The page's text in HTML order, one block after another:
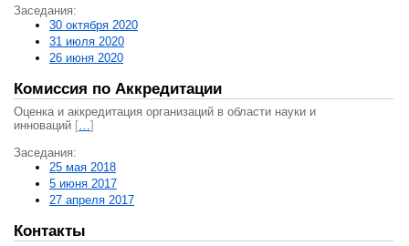
Заседания:
30 октября 2020
31 июля 2020
26 июня 2020
Комиссия по Аккредитации
Оценка и аккредитация организаций в области науки и
инноваций […]
Заседания:
25 мая 2018
5 июня 2017
27 апреля 2017
Контакты